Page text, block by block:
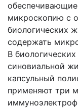
микроскопию с
биологических
содержать
В
синовиальной
капсульный
применяют три